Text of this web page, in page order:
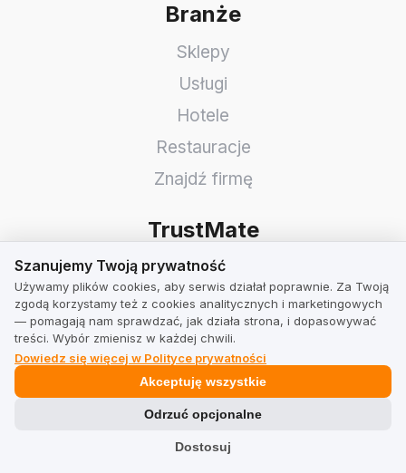
Branże
Sklepy
Usługi
Hotele
Restauracje
Znajdź firmę
TrustMate
Kontakt
Informacje dla akcjonariuszy
Blog
Opinie o nas
Partnerzy
Praca
Team
Szanujemy Twoją prywatność
Używamy plików cookies, aby serwis działał poprawnie. Za Twoją
zgodą korzystamy też z cookies analitycznych i marketingowych
— pomagają nam sprawdzać, jak działa strona, i dopasowywać
treści. Wybór zmienisz w każdej chwili.
Dowiedz się więcej w Polityce prywatności
Dostosuj
Odrzuć opcjonalne
Akceptuję wszystkie